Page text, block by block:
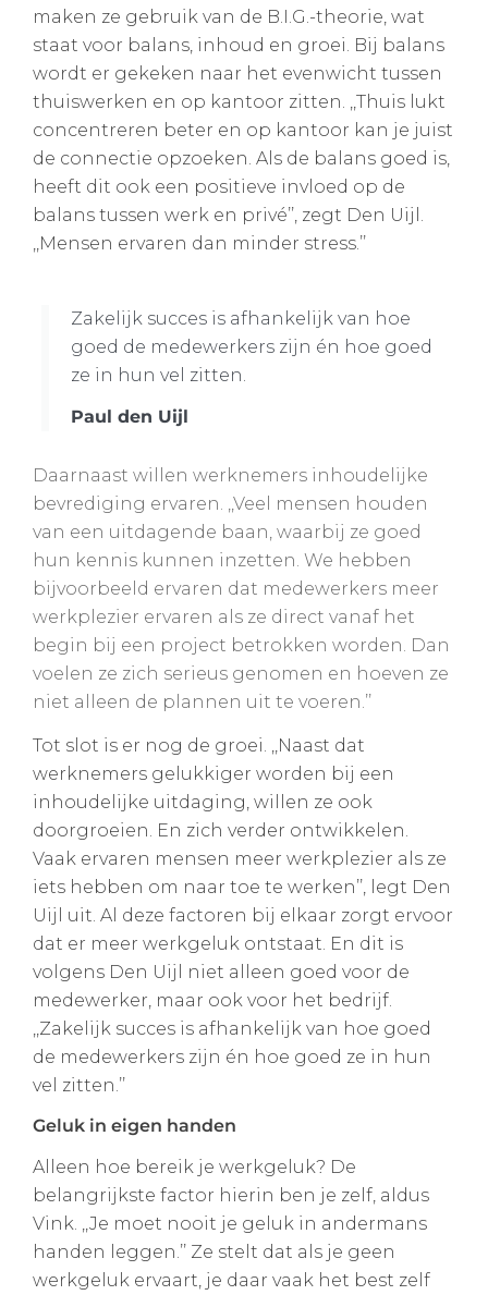
maken ze gebruik van de B.I.G.-theorie, wat
staat voor balans, inhoud en groei. Bij balans
wordt er gekeken naar het evenwicht tussen
thuiswerken en op kantoor zitten. ,,Thuis lukt
concentreren beter en op kantoor kan je juist
de connectie opzoeken. Als de balans goed is,
heeft dit ook een positieve invloed op de
balans tussen werk en privé’’, zegt Den Uijl.
,,Mensen ervaren dan minder stress.’’
Zakelijk succes is afhanke­lijk van hoe
goed de medewer­kers zijn én hoe goed
ze in hun vel zitten.
Paul den Uijl
Daarnaast willen werknemers inhoudelijke
bevrediging ervaren. ,,Veel mensen houden
van een uitdagende baan, waarbij ze goed
hun kennis kunnen inzetten. We hebben
bijvoorbeeld ervaren dat medewerkers meer
werkplezier ervaren als ze direct vanaf het
begin bij een project betrokken worden. Dan
voelen ze zich serieus genomen en hoeven ze
niet alleen de plannen uit te voeren.’’
Tot slot is er nog de groei. ,,Naast dat
werknemers gelukkiger worden bij een
inhoudelijke uitdaging, willen ze ook
doorgroeien. En zich verder ontwikkelen.
Vaak ervaren mensen meer werkplezier als ze
iets hebben om naar toe te werken’’, legt Den
Uijl uit. Al deze factoren bij elkaar zorgt ervoor
dat er meer werkgeluk ontstaat. En dit is
volgens Den Uijl niet alleen goed voor de
medewerker, maar ook voor het bedrijf.
,,Zakelijk succes is afhankelijk van hoe goed
de medewerkers zijn én hoe goed ze in hun
vel zitten.’’
Geluk in eigen handen
Alleen hoe bereik je werkgeluk? De
belangrijkste factor hierin ben je zelf, aldus
Vink. ,,Je moet nooit je geluk in andermans
handen leggen.’’ Ze stelt dat als je geen
werkgeluk ervaart, je daar vaak het best zelf